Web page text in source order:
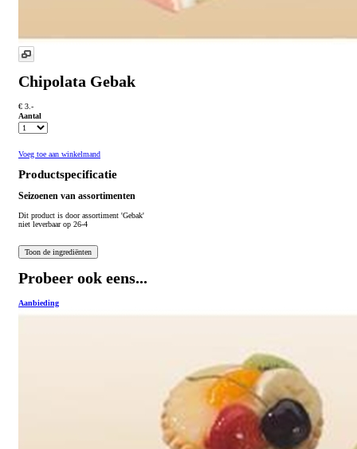
Chipolata Gebak
€ 3.-
Aantal
Voeg toe aan winkelmand
Productspecificatie
Seizoenen van assortimenten
Dit product is door assortiment 'Gebak'
niet leverbaar op 26-4
Probeer ook eens...
Aanbieding